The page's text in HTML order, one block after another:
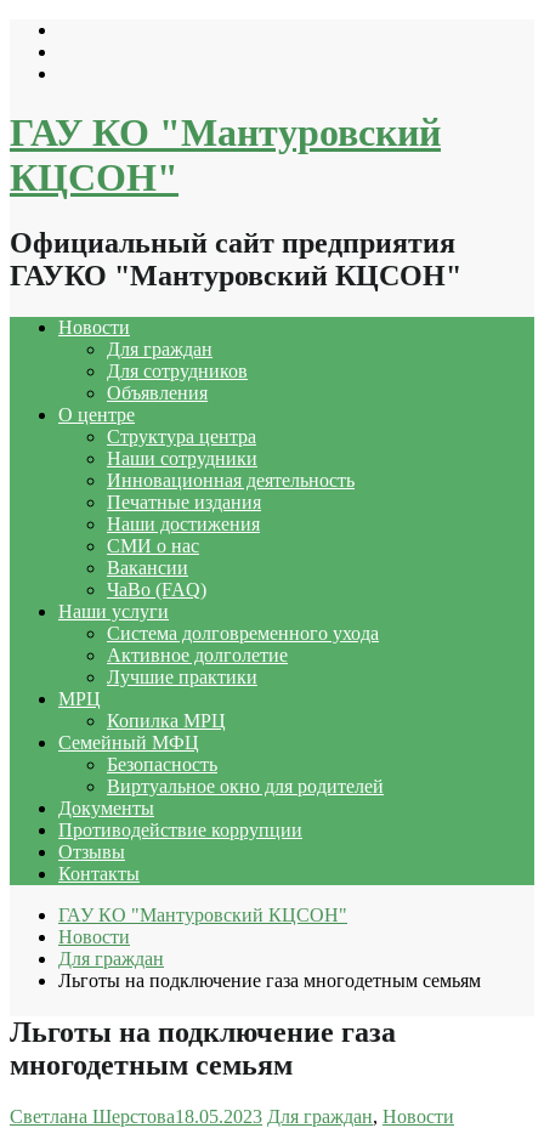
Перейти
содержимому
ГАУ КО "Мантуровский
КЦСОН"
Официальный сайт предприятия
ГАУКО "Мантуровский КЦСОН"
Новости
Для граждан
Для сотрудников
Объявления
О центре
Структура центра
Наши сотрудники
Инновационная деятельность
Печатные издания
Наши достижения
СМИ о нас
Вакансии
ЧаВо (FAQ)
Наши услуги
Система долговременного ухода
Активное долголетие
Лучшие практики
МРЦ
Копилка МРЦ
Семейный МФЦ
Безопасность
Виртуальное окно для родителей
Документы
Противодействие коррупции
Отзывы
Контакты
ГАУ КО "Мантуровский КЦСОН"
Новости
Для граждан
Льготы на подключение газа многодетным семьям
Льготы на подключение газа
многодетным семьям
Светлана Шерстова18.05.2023 Для граждан, Новости